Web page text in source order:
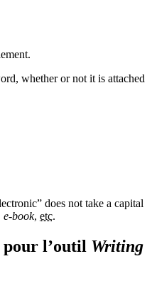
whether or not it is attached
does not take a capital
e-book, etc.
l’outil Writing